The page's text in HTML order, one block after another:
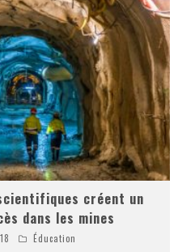
créent un
dans les mines
Éducation